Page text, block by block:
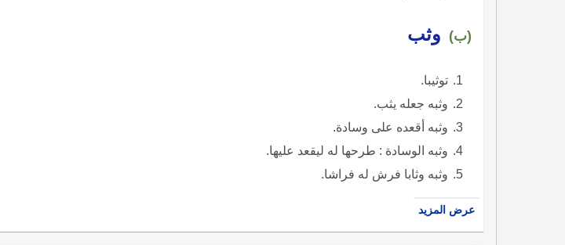
(ب) وثب
توثيبا.
وثبه جعله يثب.
وثبه أقعده على وسادة.
وثبه الوسادة : طرحها له ليقعد عليها.
وثبه وثابا فرش له فراشا.
عرض المزيد